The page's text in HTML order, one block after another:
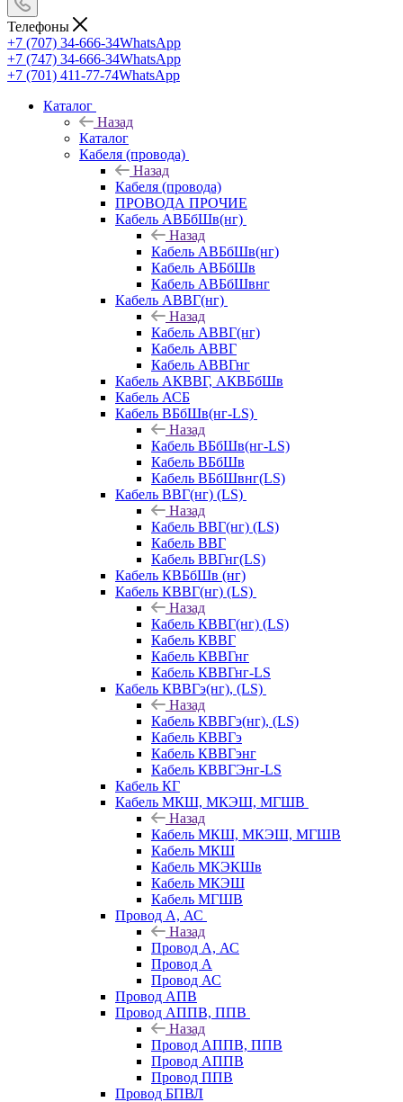
Телефоны
+7 (707) 34-666-34WhatsApp
+7 (747) 34-666-34WhatsApp
+7 (701) 411-77-74WhatsApp
Каталог
Назад
Каталог
Кабеля (провода)
Назад
Кабеля (провода)
ПРОВОДА ПРОЧИЕ
Кабель АВБбШв(нг)
Назад
Кабель АВБбШв(нг)
Кабель АВБбШв
Кабель АВБбШвнг
Кабель АВВГ(нг)
Назад
Кабель АВВГ(нг)
Кабель АВВГ
Кабель АВВГнг
Кабель АКВВГ, АКВБбШв
Кабель АСБ
Кабель ВБбШв(нг-LS)
Назад
Кабель ВБбШв(нг-LS)
Кабель ВБбШв
Кабель ВБбШвнг(LS)
Кабель ВВГ(нг) (LS)
Назад
Кабель ВВГ(нг) (LS)
Кабель ВВГ
Кабель ВВГнг(LS)
Кабель КВБбШв (нг)
Кабель КВВГ(нг) (LS)
Назад
Кабель КВВГ(нг) (LS)
Кабель КВВГ
Кабель КВВГнг
Кабель КВВГнг-LS
Кабель КВВГэ(нг), (LS)
Назад
Кабель КВВГэ(нг), (LS)
Кабель КВВГэ
Кабель КВВГэнг
Кабель КВВГЭнг-LS
Кабель КГ
Кабель МКШ, МКЭШ, МГШВ
Назад
Кабель МКШ, МКЭШ, МГШВ
Кабель МКШ
Кабель МКЭКШв
Кабель МКЭШ
Кабель МГШВ
Провод А, АС
Назад
Провод А, АС
Провод А
Провод АС
Провод АПВ
Провод АППВ, ППВ
Назад
Провод АППВ, ППВ
Провод АППВ
Провод ППВ
Провод БПВЛ